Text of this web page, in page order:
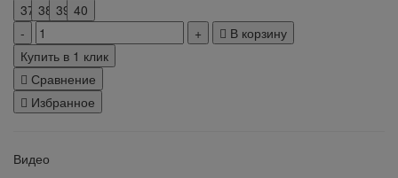
37 38 39 40
В корзину
Купить в 1 клик
Сравнение
Избранное
Видео